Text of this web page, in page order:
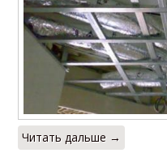
Читать дальше →